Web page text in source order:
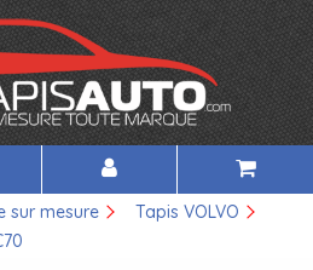
sur mesure
Tapis VOLVO